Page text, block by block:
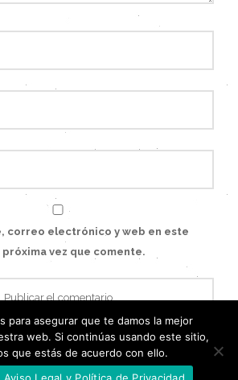
correo electrónico y web en este
vez que comente.
para asegurar que te damos la mejor
web. Si continúas usando este sitio,
que estás de acuerdo con ello.
Aviso Legal y Política de Privacidad